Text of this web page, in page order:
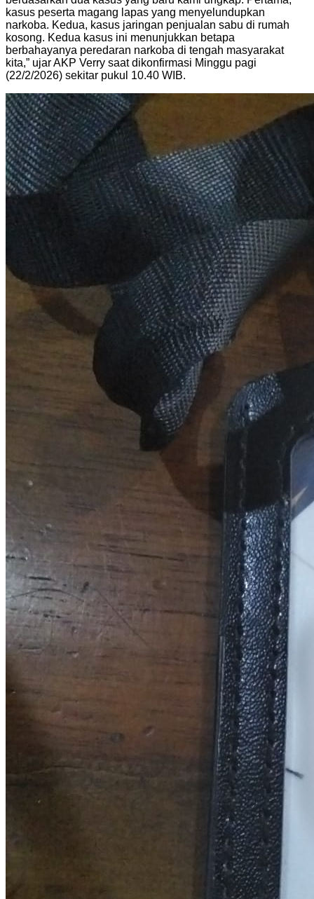
kasus peserta magang lapas yang menyelundupkan
narkoba. Kedua, kasus jaringan penjualan sabu di rumah
kosong. Kedua kasus ini menunjukkan betapa
berbahayanya peredaran narkoba di tengah masyarakat
kita,” ujar AKP Verry saat dikonfirmasi Minggu pagi
(22/2/2026) sekitar pukul 10.40 WIB.